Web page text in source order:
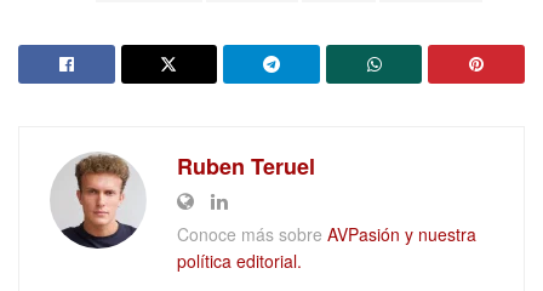
Ruben Teruel
Conoce más sobre AVPasión y nuestra
política editorial.